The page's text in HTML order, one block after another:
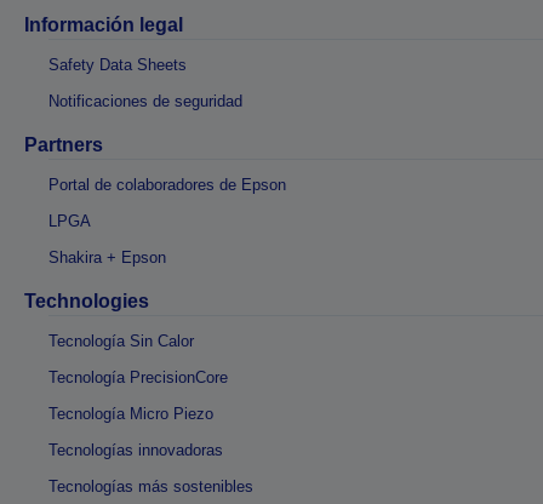
Información legal
Safety Data Sheets
Notificaciones de seguridad
Partners
Portal de colaboradores de Epson
LPGA
Shakira + Epson
Technologies
Tecnología Sin Calor
Tecnología PrecisionCore
Tecnología Micro Piezo
Tecnologías innovadoras
Tecnologías más sostenibles